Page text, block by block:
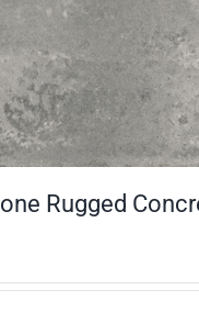
Rugged